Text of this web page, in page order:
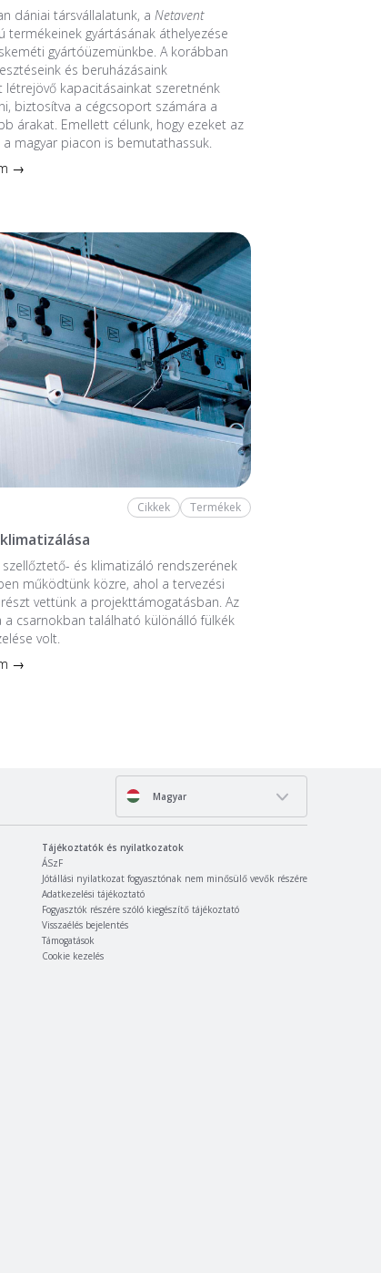
dániai társvállalatunk, aNetavent
termékeinek gyártásának áthelyezése
gyártóüzemünkbe. A korábban
és beruházásaink
létrejövő kapacitásainkat szeretnénk
biztosítva a cégcsoport számára a
árakat. Emellett célunk, hogy ezeket az
a magyar piacon is bemutathassuk.
→
Cikkek Termékek
szellőztető- és klimatizáló rendszerének
működtünk közre, ahol a tervezési
vettünk a projekttámogatásban. Az
a csarnokban található különálló fülkék
volt.
→
Magyar
Tájékoztatók és nyilatkozatok
ÁSzF
Jótállási nyilatkozat fogyasztónak nem minősülő vevők részére
Adatkezelési tájékoztató
Fogyasztók részére szóló kiegészítő tájékoztató
Visszaélés bejelentés
Támogatások
Cookie kezelés